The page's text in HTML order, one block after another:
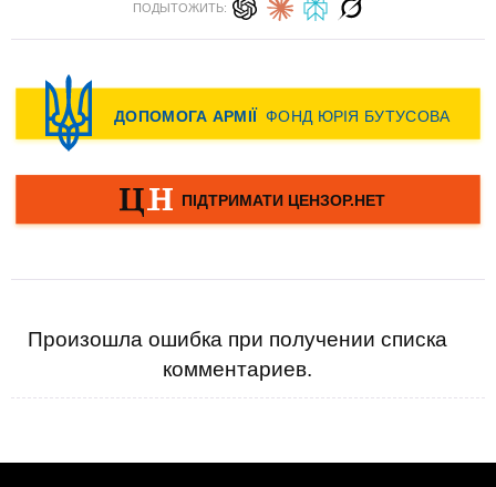
ПОДЫТОЖИТЬ:
Произошла ошибка при получении списка
комментариев.